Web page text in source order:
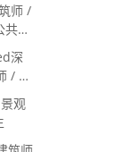
师 /
关
深
/ 室
观